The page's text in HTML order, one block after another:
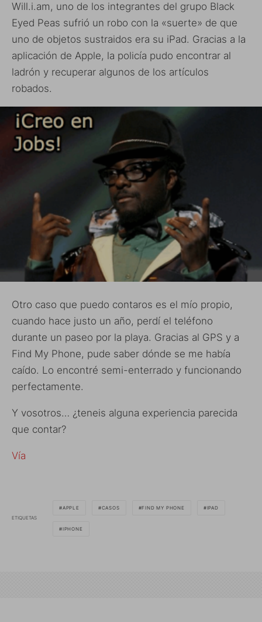
Will.i.am, uno de los integrantes del grupo Black
Eyed Peas sufrió un robo con la «suerte» de que
uno de objetos sustraidos era su iPad. Gracias a la
aplicación de Apple, la policía pudo encontrar al
ladrón y recuperar algunos de los artículos
robados.
Otro caso que puedo contaros es el mío propio,
cuando hace justo un año, perdí el teléfono
durante un paseo por la playa. Gracias al GPS y a
Find My Phone, pude saber dónde se me había
caído. Lo encontré semi-enterrado y funcionando
perfectamente.
Y vosotros… ¿teneis alguna experiencia parecida
que contar?
Vía
ETIQUETAS
APPLE CASOS FIND MY PHONE IPAD
IPHONE